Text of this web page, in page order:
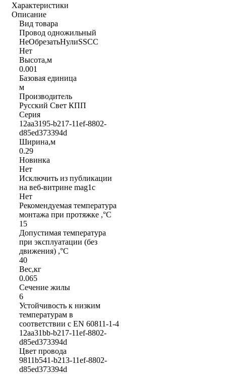
Характеристики
Описание
Вид товара
Провод одножильный
НеОбрезатьНулиSSCC
Нет
Высота,м
0.001
Базовая единица
м
Производитель
Русский Свет КПП
Серия
12aa3195-b217-11ef-8802-
d85ed373394d
Ширина,м
0.29
Новинка
Нет
Исключить из публикации
на веб-витрине mag1c
Нет
Рекомендуемая температура
монтажа при протяжке ,°С
15
Допустимая температура
при эксплуатации (без
движения) ,°С
40
Вес,кг
0.065
Сечение жилы
6
Устойчивость к низким
температурам в
соответствии с EN 60811-1-4
12aa31bb-b217-11ef-8802-
d85ed373394d
Цвет провода
9811b541-b213-11ef-8802-
d85ed373394d